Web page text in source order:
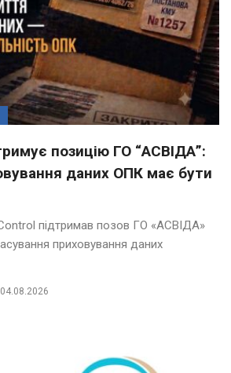
позицію ГО “АСВІДА”:
даних ОПК має бути
підтримав позов ГО «АСВІДА»
приховування даних
04.08.2026